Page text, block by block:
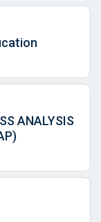
ANALYSIS